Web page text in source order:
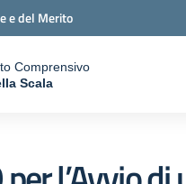
e del Merito
Comprensivo
Scala